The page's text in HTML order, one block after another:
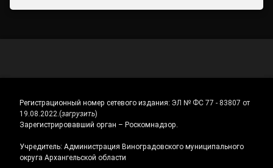
Регистрационный номер сетевого издания: ЭЛ № ФС 77 - 83807 от
19.08.2022.(загрузить)
Зарегистрировавший орган – Роскомнадзор.
Учредитель: Администрация Виноградовского муниципального
округа Архангельской области